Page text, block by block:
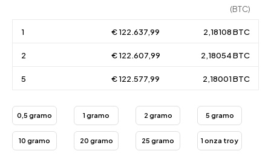
(BTC)
1 € 122.637,99 2,18108 BTC
2 € 122.607,99 2,18054 BTC
5 € 122.577,99 2,18001 BTC
0,5 gramo 1 gramo 2 gramo 5 gramo
10 gramo 20 gramo 25 gramo 1 onza troy